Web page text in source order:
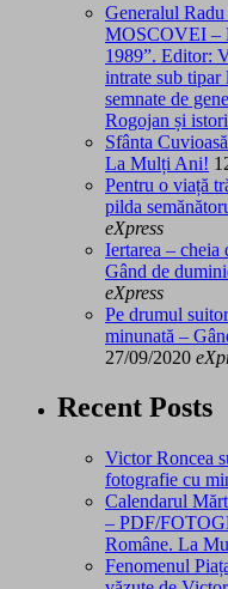
Generalul
MOSCOVEI –
1989”. Editor:
intrate sub
semnate de
Rogojan și
Sfânta
La Mulți Ani!
Pentru o viață
pilda
eXpress
Iertarea –
Gând de
eXpress
Pe drumul
minunată –
27/09/2020
Recent Posts
Victor Roncea
fotografie cu
Calendarul
– PDF/
Române. La
Fenomenul